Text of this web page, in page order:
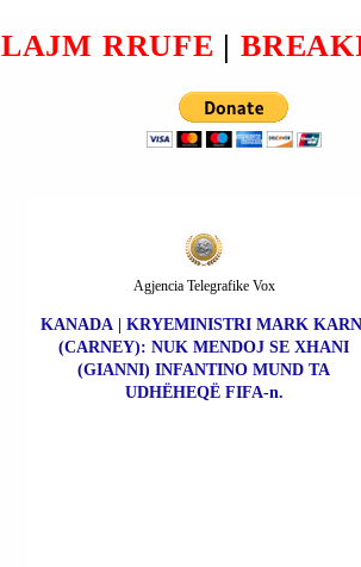
LAJM RRUFE |
KANADA | KRYEMINISTRI MARK
(CARNEY): NUK MENDOJ SE XHANI
(GIANNI) INFANTINO MUND TA
UDHËHEQË FIFA-n.
Agjencia Telegrafike Vox